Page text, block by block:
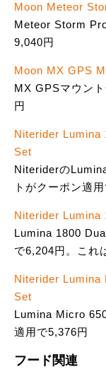
Moon Meteor
Meteor Storm
9,040円
Moon MX GPS
MX GPSマウン
円
Niterider Lumina
Set
Niteriderの
トがクーポン適
Niterider Lumina
Lumina 1800
で6,204円。これ
Niterider Lumina
Set
Lumina Micro
適用で5,376円
フード関連